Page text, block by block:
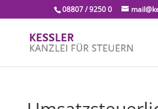
08807 / 9250 0